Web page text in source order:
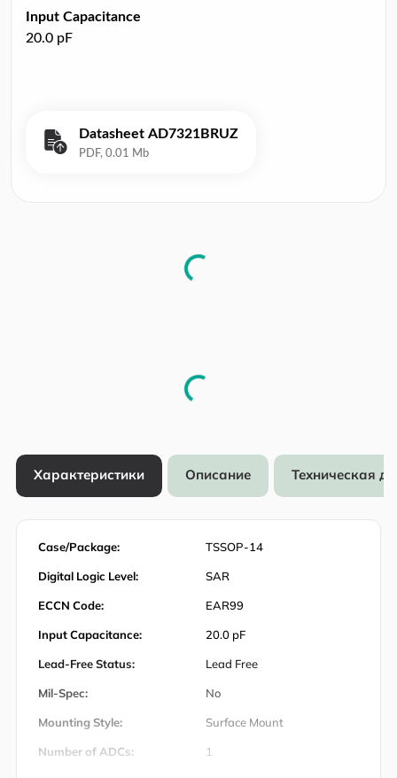
Input Capacitance
20.0 pF
Datasheet AD7321BRUZ
Характеристики Описание Техническая
Case/Package: TSSOP-14
Digital Logic Level: SAR
ECCN Code: EAR99
Input Capacitance: 20.0 pF
Lead-Free Status: Lead Free
Mil-Spec: No
Mounting Style: Surface Mount
Number of ADCs: 1